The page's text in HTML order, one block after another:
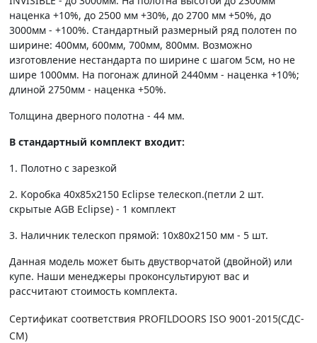
наценка +10%, до 2500 мм +30%, до 2700 мм +50%, до
3000мм - +100%. Стандартный размерный ряд полотен по
ширине: 400мм, 600мм, 700мм, 800мм. Возможно
изготовление нестандарта по ширине с шагом 5см, но не
шире 1000мм. На погонаж длиной 2440мм - наценка +10%;
длиной 2750мм - наценка +50%.
Толщина дверного полотна - 44 мм.
В стандартный комплект входит:
1. Полотно c зарезкой
2. Коробка 40х85х2150 Eclipse телескоп.(петли 2 шт.
скрытые AGB Eclipse) - 1 комплект
3. Наличник телескоп прямой: 10х80х2150 мм - 5 шт.
Данная модель может быть двустворчатой (двойной) или
купе. Наши менеджеры проконсультируют вас и
рассчитают стоимость комплекта.
Сертификат соответствия PROFILDOORS ISO 9001-2015(СДС-
СМ)